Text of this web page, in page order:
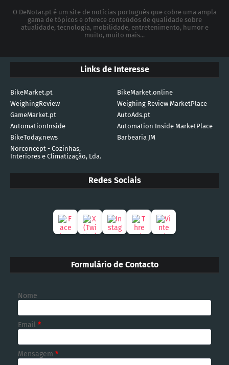
O DeNotar.pt é um site de notícias português que cobre uma ampla
gama de tópicos e oferece conteúdos de qualidade sobre
atualidade, tecnologia, mobilidade, entretenimento, humor e
muito, muito mais...
Links de Interesse
BikeMarket.pt
BikeMarket.online
WeighingReview
Weighing Review MarketPlace
GameMarket.pt
AutoAds.pt
AutomationInside
Automation Inside MarketPlace
BikeToday.news
Barbearia JM
Norconcept - Cozinhas,
Interiores e Climatização, Lda.
Redes Sociais
Formulário de Contacto
Nome
Email *
Mensagem *